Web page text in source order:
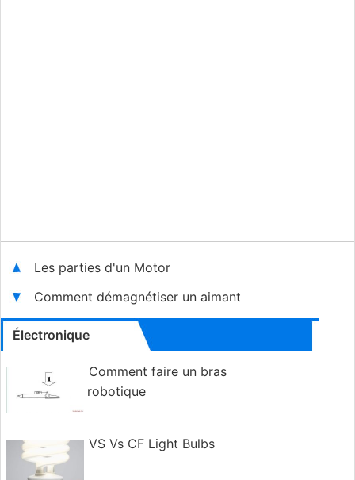
Les parties d'un Motor
Comment démagnétiser un aimant
Électronique
Comment faire un bras
robotique
VS Vs CF Light Bulbs